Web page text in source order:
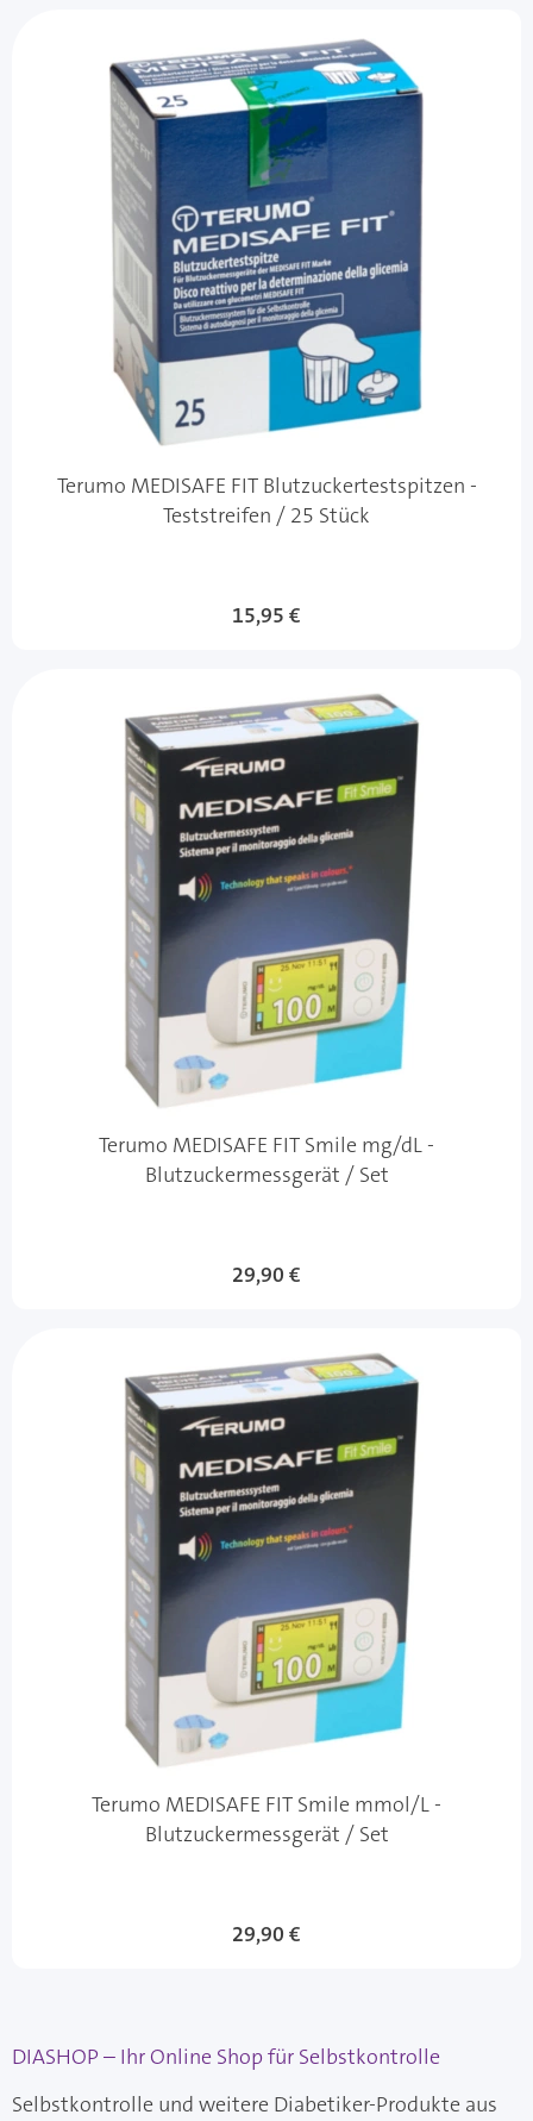
Terumo MEDISAFE FIT Blutzuckertestspitzen -
Teststreifen / 25 Stück
15,95 €
Terumo MEDISAFE FIT Smile mg/dL -
Blutzuckermessgerät / Set
29,90 €
Terumo MEDISAFE FIT Smile mmol/L -
Blutzuckermessgerät / Set
29,90 €
DIASHOP – Ihr Online Shop für Selbstkontrolle
Selbstkontrolle und weitere Diabetiker-Produkte aus